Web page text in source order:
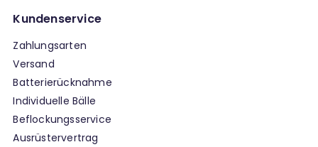
Kundenservice
Zahlungsarten
Versand
Batterierücknahme
Individuelle Bälle
Beflockungsservice
Ausrüstervertrag